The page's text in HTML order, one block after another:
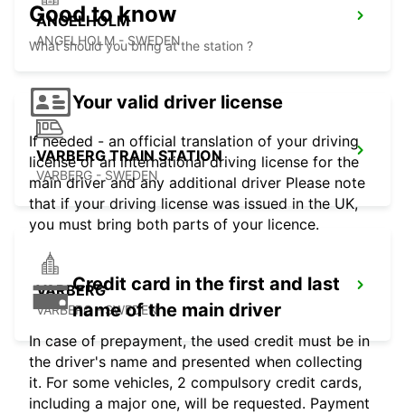
ANGELHOLM
ANGELHOLM - SWEDEN
VARBERG TRAIN STATION
VARBERG - SWEDEN
VARBERG
VARBERG - SWEDEN
Good to know
What should you bring at the station ?
Your valid driver license
If needed - an official translation of your driving
license or an international driving license for the
main driver and any additional driver Please note
that if your driving license was issued in the UK,
you must bring both parts of your licence.
Credit card in the first and last
name of the main driver
In case of prepayment, the used credit must be in
the driver's name and presented when collecting
it. For some vehicles, 2 compulsory credit cards,
including a major one, will be requested. Payment